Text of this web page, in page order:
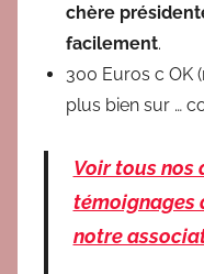
chère
facilement.
300 Euros c OK
plus bien sur …
Voir tous nos
témoignages
notre